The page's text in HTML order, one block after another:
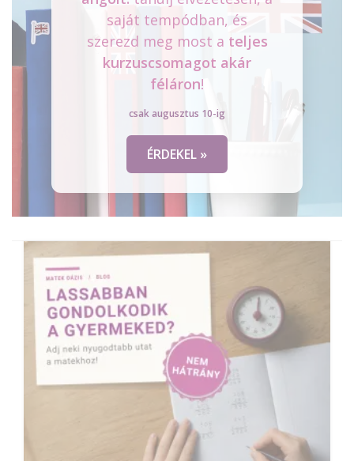
saját tempódban, és
szerezd meg most a teljes
kurzuscsomagot akár
féláron!
csak augusztus 10-ig
ÉRDEKEL »